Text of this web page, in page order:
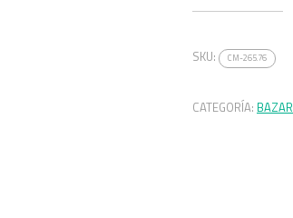
SKU: CM-265.76
CATEGORÍA: BAZAR